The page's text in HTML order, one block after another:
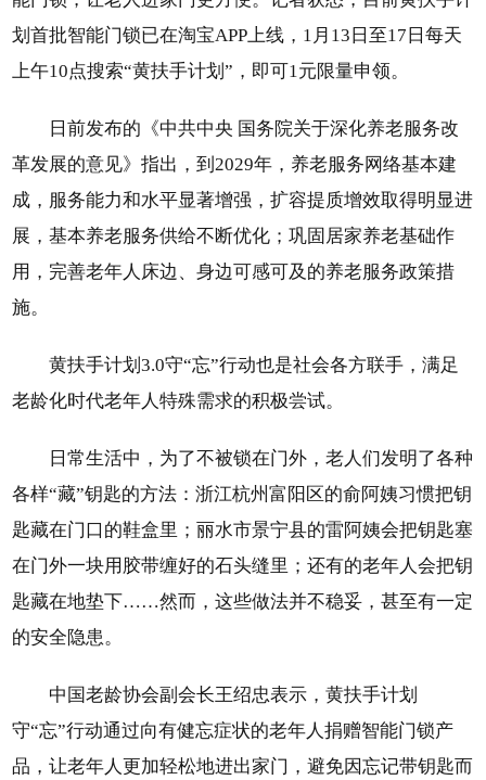
划首批智能门锁已在淘宝APP上线，1月13日至17日每天
上午10点搜索“黄扶手计划”，即可1元限量申领。
日前发布的《中共中央 国务院关于深化养老服务改
革发展的意见》指出，到2029年，养老服务网络基本建
成，服务能力和水平显著增强，扩容提质增效取得明显进
展，基本养老服务供给不断优化；巩固居家养老基础作
用，完善老年人床边、身边可感可及的养老服务政策措
施。
黄扶手计划3.0守“忘”行动也是社会各方联手，满足
老龄化时代老年人特殊需求的积极尝试。
日常生活中，为了不被锁在门外，老人们发明了各种
各样“藏”钥匙的方法：浙江杭州富阳区的俞阿姨习惯把钥
匙藏在门口的鞋盒里；丽水市景宁县的雷阿姨会把钥匙塞
在门外一块用胶带缠好的石头缝里；还有的老年人会把钥
匙藏在地垫下……然而，这些做法并不稳妥，甚至有一定
的安全隐患。
中国老龄协会副会长王绍忠表示，黄扶手计划
守“忘”行动通过向有健忘症状的老年人捐赠智能门锁产
品，让老年人更加轻松地进出家门，避免因忘记带钥匙而